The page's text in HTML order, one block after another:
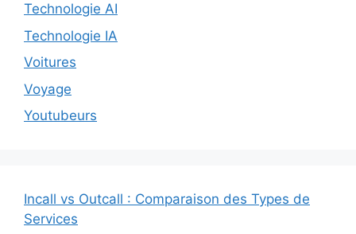
Technologie AI
Technologie IA
Voitures
Voyage
Youtubeurs
Incall vs Outcall : Comparaison des Types de
Services